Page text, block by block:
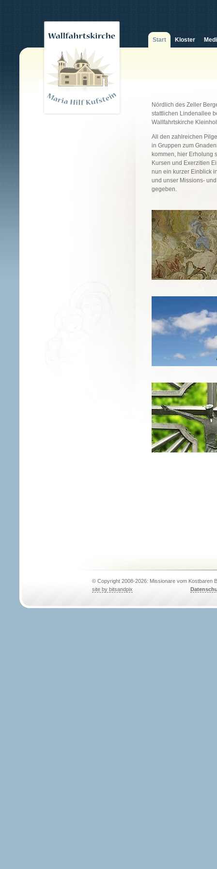
Start Kloster
Nördlich des Zeller
stattlichen Lindenallee
Wallfahrtskirche
All den zahlreichen
in Gruppen zum
kommen, hier Erholung
Kursen und Exerzitien
nun ein kurzer Einblick
und unser Missions-
gegeben.
© Copyright 2008-2026: Missionare vom Kostbaren
site by bitsandpix